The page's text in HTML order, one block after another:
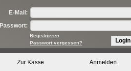
E-Mail:
Passwort:
Registrieren
Passwort vergessen?
Login
Zur Kasse Anmelden